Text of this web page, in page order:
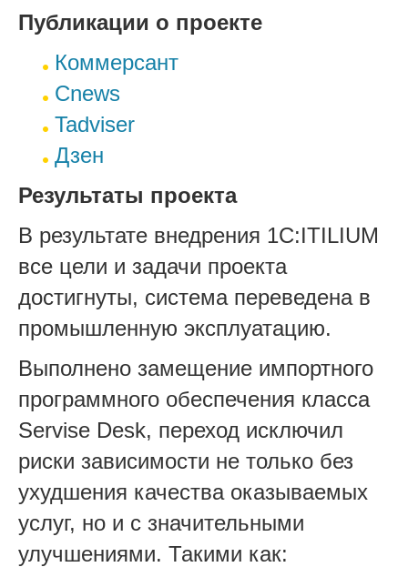
Публикации о проекте
Коммерсант
Cnews
Tadviser
Дзен
Результаты проекта
В результате внедрения 1С:ITILIUM
все цели и задачи проекта
достигнуты, система переведена в
промышленную эксплуатацию.
Выполнено замещение импортного
программного обеспечения класса
Servise Desk, переход исключил
риски зависимости не только без
ухудшения качества оказываемых
услуг, но и с значительными
улучшениями. Такими как: